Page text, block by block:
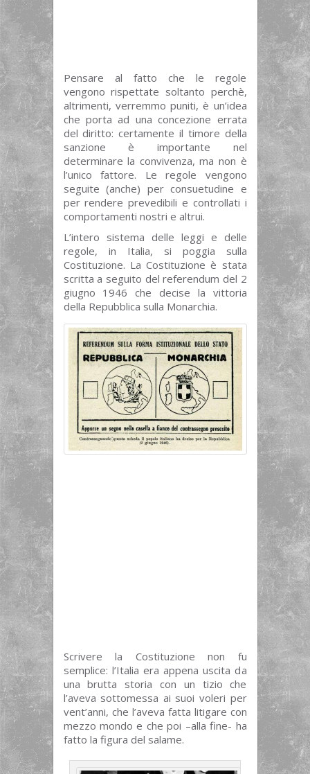
Pensare al fatto che le regole
vengono rispettate soltanto perchè,
altrimenti, verremmo puniti, è un’idea
che porta ad una concezione errata
del diritto: certamente il timore della
sanzione è importante nel
determinare la convivenza, ma non è
l’unico fattore. Le regole vengono
seguite (anche) per consuetudine e
per rendere prevedibili e controllati i
comportamenti nostri e altrui.
L’intero sistema delle leggi e delle
regole, in Italia, si poggia sulla
Costituzione. La Costituzione è stata
scritta a seguito del referendum del 2
giugno 1946 che decise la vittoria
della Repubblica sulla Monarchia.
Scrivere la Costituzione non fu
semplice: l’Italia era appena uscita da
una brutta storia con un tizio che
l’aveva sottomessa ai suoi voleri per
vent’anni, che l’aveva fatta litigare con
mezzo mondo e che poi –alla fine- ha
fatto la figura del salame.